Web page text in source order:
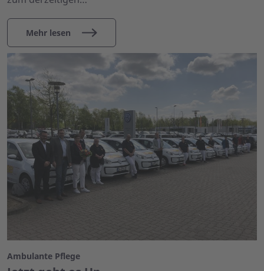
Mehr lesen
Ambulante Pflege